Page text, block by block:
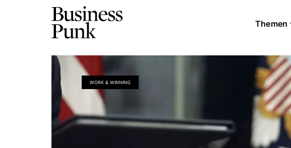
Themen
WORK & WINNING